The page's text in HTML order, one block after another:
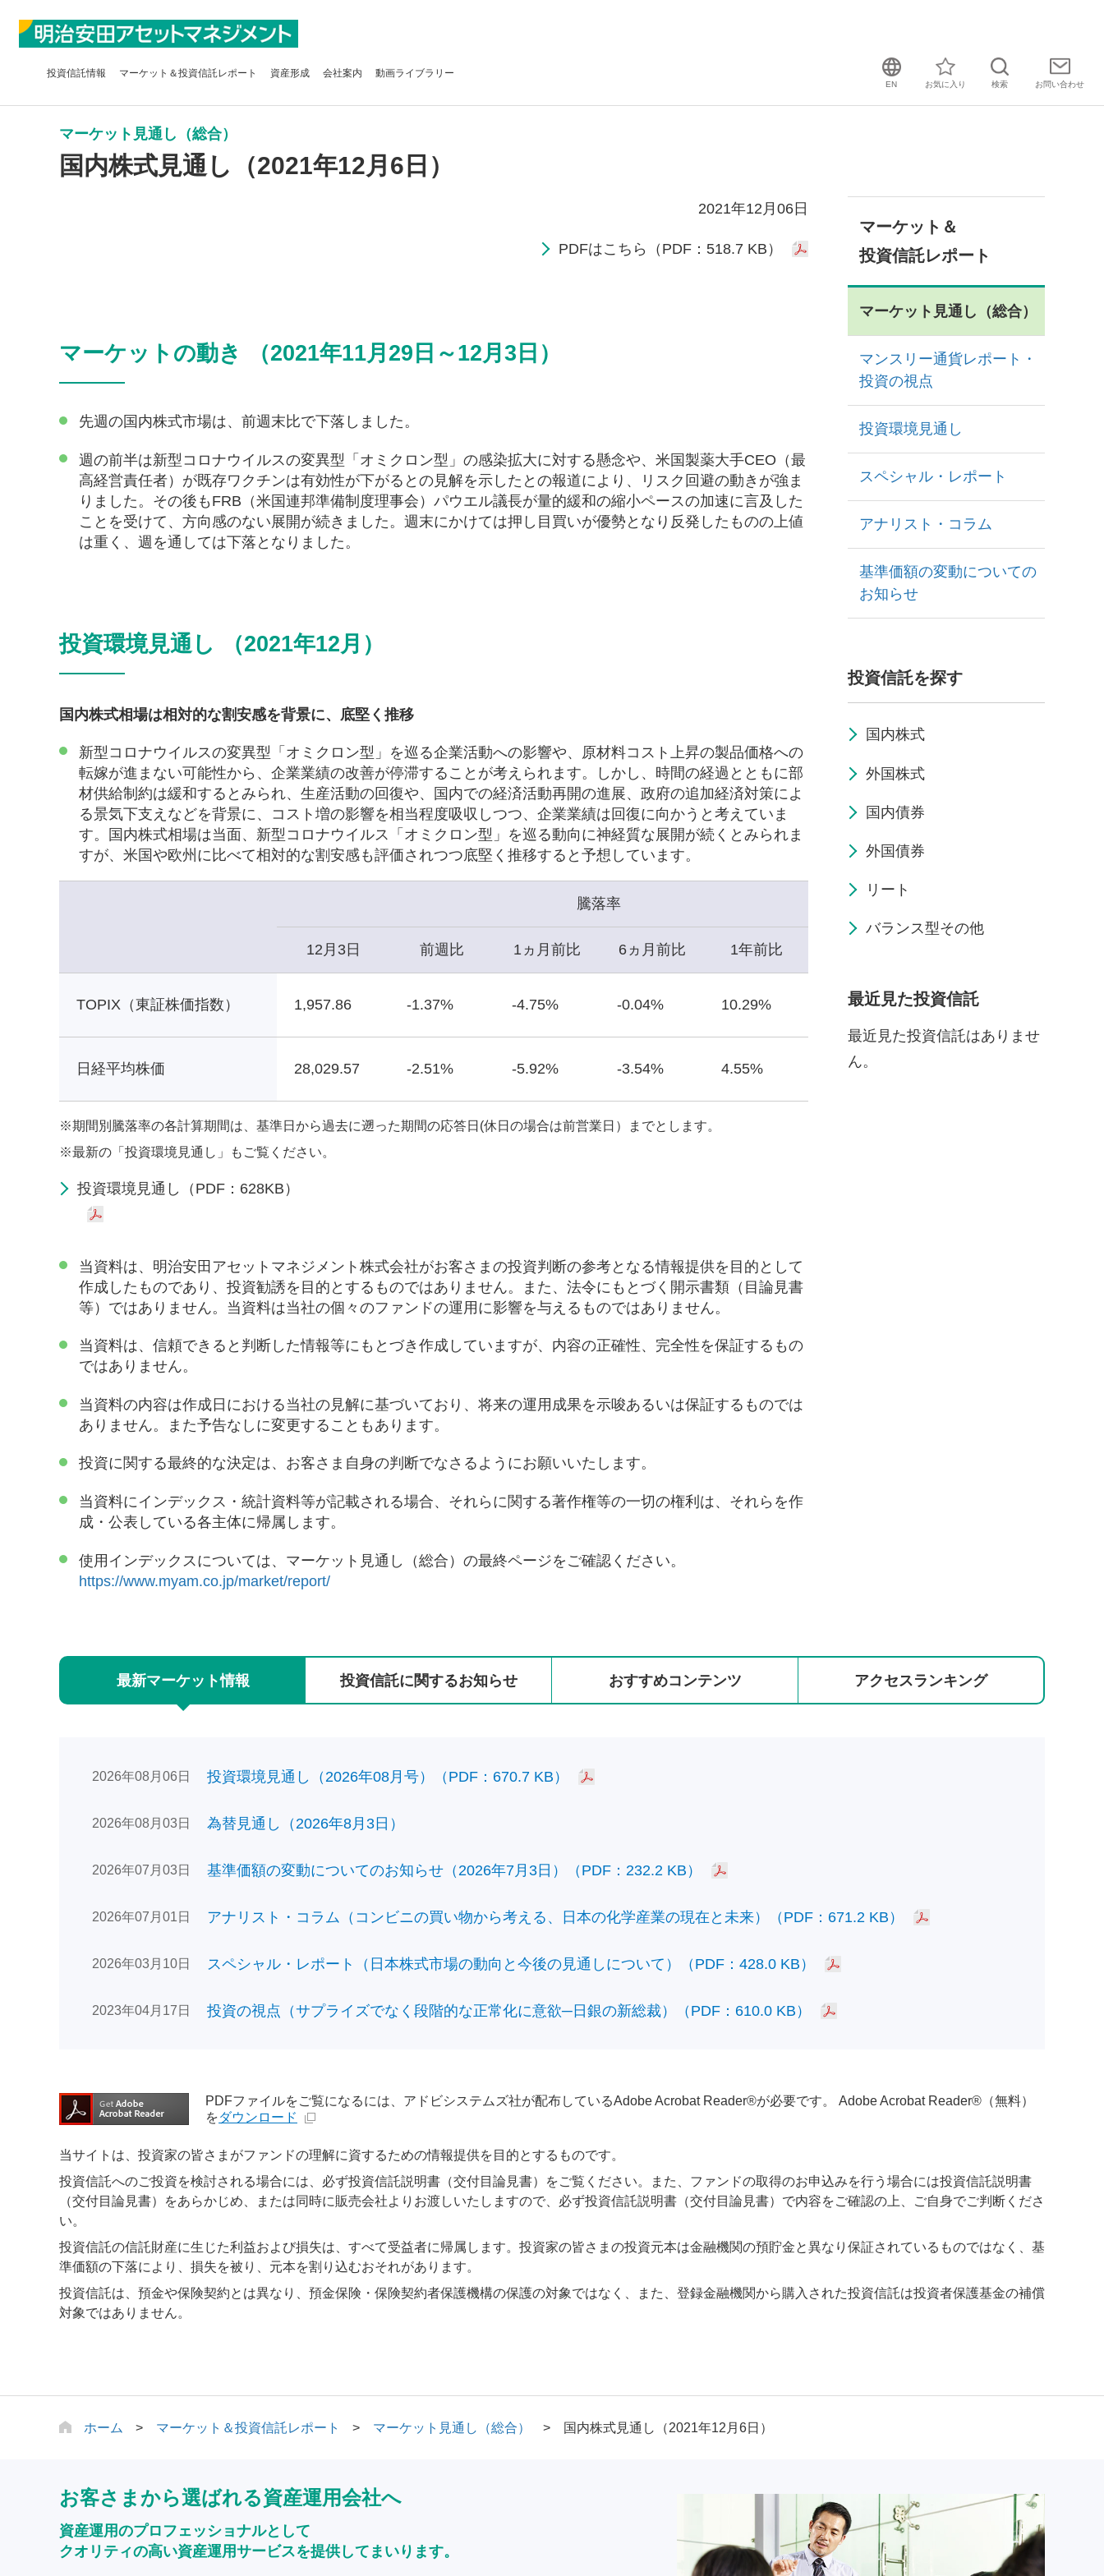
投資信託情報 マーケット＆投資信託レポート 資産形成 会社案内 動画ライブラリー
EN お気に入り 検索 お問い合わせ
マーケット見通し（総合）
国内株式見通し（2021年12月6日）
2021年12月06日
PDFはこちら（PDF：518.7 KB）
マーケットの動き （2021年11月29日～12月3日）
先週の国内株式市場は、前週末比で下落しました。
週の前半は新型コロナウイルスの変異型「オミクロン型」の感染拡大に対する懸念や、米国製薬大手CEO（最
高経営責任者）が既存ワクチンは有効性が下がるとの見解を示したとの報道により、リスク回避の動きが強ま
りました。その後もFRB（米国連邦準備制度理事会）パウエル議長が量的緩和の縮小ペースの加速に言及した
ことを受けて、方向感のない展開が続きました。週末にかけては押し目買いが優勢となり反発したものの上値
は重く、週を通しては下落となりました。
投資環境見通し （2021年12月）
国内株式相場は相対的な割安感を背景に、底堅く推移
新型コロナウイルスの変異型「オミクロン型」を巡る企業活動への影響や、原材料コスト上昇の製品価格への
転嫁が進まない可能性から、企業業績の改善が停滞することが考えられます。しかし、時間の経過とともに部
材供給制約は緩和するとみられ、生産活動の回復や、国内での経済活動再開の進展、政府の追加経済対策によ
る景気下支えなどを背景に、コスト増の影響を相当程度吸収しつつ、企業業績は回復に向かうと考えていま
す。国内株式相場は当面、新型コロナウイルス「オミクロン型」を巡る動向に神経質な展開が続くとみられま
すが、米国や欧州に比べて相対的な割安感も評価されつつ底堅く推移すると予想しています。
騰落率
12月3日 前週比 1ヵ月前比 6ヵ月前比 1年前比
TOPIX（東証株価指数） 1,957.86 -1.37% -4.75% -0.04% 10.29%
日経平均株価 28,029.57 -2.51% -5.92% -3.54% 4.55%
※期間別騰落率の各計算期間は、基準日から過去に遡った期間の応答日(休日の場合は前営業日）までとします。
※最新の「投資環境見通し」もご覧ください。
投資環境見通し（PDF：628KB）
当資料は、明治安田アセットマネジメント株式会社がお客さまの投資判断の参考となる情報提供を目的として
作成したものであり、投資勧誘を目的とするものではありません。また、法令にもとづく開示書類（目論見書
等）ではありません。当資料は当社の個々のファンドの運用に影響を与えるものではありません。
当資料は、信頼できると判断した情報等にもとづき作成していますが、内容の正確性、完全性を保証するもの
ではありません。
当資料の内容は作成日における当社の見解に基づいており、将来の運用成果を示唆あるいは保証するものでは
ありません。また予告なしに変更することもあります。
投資に関する最終的な決定は、お客さま自身の判断でなさるようにお願いいたします。
当資料にインデックス・統計資料等が記載される場合、それらに関する著作権等の一切の権利は、それらを作
成・公表している各主体に帰属します。
使用インデックスについては、マーケット見通し（総合）の最終ページをご確認ください。
https://www.myam.co.jp/market/report/
マーケット＆
投資信託レポート
マーケット見通し（総合）
マンスリー通貨レポート・
投資の視点
投資環境見通し
スペシャル・レポート
アナリスト・コラム
基準価額の変動についての
お知らせ
投資信託を探す
国内株式
外国株式
国内債券
外国債券
リート
バランス型その他
最近見た投資信託
最近見た投資信託はありませ
ん。
最新マーケット情報 投資信託に関するお知らせ おすすめコンテンツ アクセスランキング
2026年08月06日 投資環境見通し（2026年08月号）（PDF：670.7 KB）
2026年08月03日 為替見通し（2026年8月3日）
2026年07月03日 基準価額の変動についてのお知らせ（2026年7月3日）（PDF：232.2 KB）
2026年07月01日 アナリスト・コラム（コンビニの買い物から考える、日本の化学産業の現在と未来）（PDF：671.2 KB）
2026年03月10日 スペシャル・レポート（日本株式市場の動向と今後の見通しについて）（PDF：428.0 KB）
2023年04月17日 投資の視点（サプライズでなく段階的な正常化に意欲─日銀の新総裁）（PDF：610.0 KB）
PDFファイルをご覧になるには、アドビシステムズ社が配布しているAdobe Acrobat Reader®が必要です。 Adobe Acrobat Reader®（無料）
をダウンロード
当サイトは、投資家の皆さまがファンドの理解に資するための情報提供を目的とするものです。
投資信託へのご投資を検討される場合には、必ず投資信託説明書（交付目論見書）をご覧ください。また、ファンドの取得のお申込みを行う場合には投資信託説明書
（交付目論見書）をあらかじめ、または同時に販売会社よりお渡しいたしますので、必ず投資信託説明書（交付目論見書）で内容をご確認の上、ご自身でご判断くださ
い。
投資信託の信託財産に生じた利益および損失は、すべて受益者に帰属します。投資家の皆さまの投資元本は金融機関の預貯金と異なり保証されているものではなく、基
準価額の下落により、損失を被り、元本を割り込むおそれがあります。
投資信託は、預金や保険契約とは異なり、預金保険・保険契約者保護機構の保護の対象ではなく、また、登録金融機関から購入された投資信託は投資者保護基金の補償
対象ではありません。
ホーム マーケット＆投資信託レポート マーケット見通し（総合） 国内株式見通し（2021年12月6日）
お客さまから選ばれる資産運用会社へ
資産運用のプロフェッショナルとして
クオリティの高い資産運用サービスを提供してまいります。